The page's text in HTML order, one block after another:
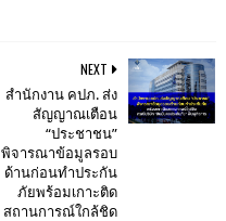
NEXT
สำนักงาน คปภ. ส่ง
สัญญาณเตือน
“ประชาชน”
พิจารณาข้อมูลรอบ
ด้านก่อนทำประกัน
ภัยพร้อมเกาะติด
สถานการณ์ใกล้ชิด